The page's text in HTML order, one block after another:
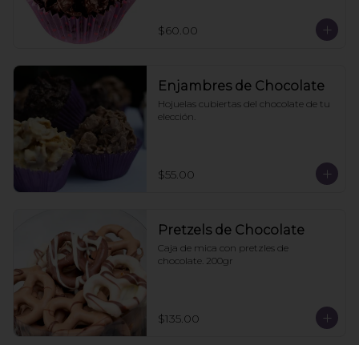
$60.00
Enjambres de Chocolate
Hojuelas cubiertas del chocolate de tu
elección.
$55.00
Pretzels de Chocolate
Caja de mica con pretzles de
chocolate. 200gr
$135.00